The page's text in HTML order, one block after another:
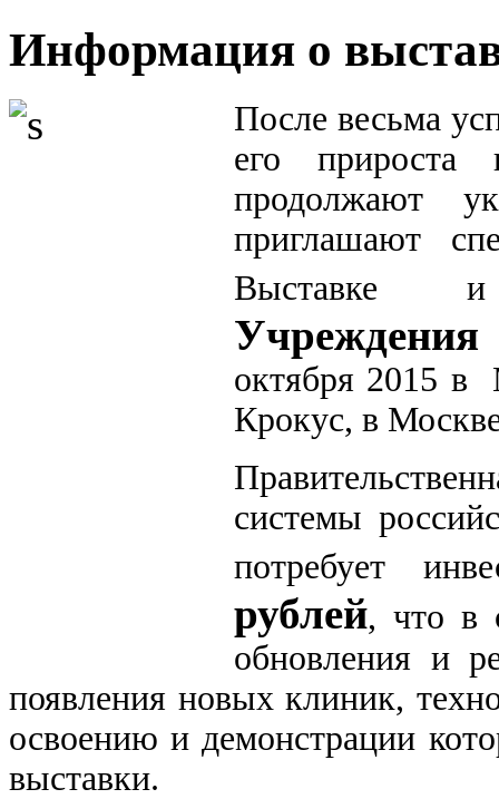
Информация о
После весьма
его
продолжают
приглашают
Выставке
октября 2015 в
Крокус, в
системы
потребует
рублей, что в
обновления и
появления новых клиник,
освоению и демонстрации
выставки.